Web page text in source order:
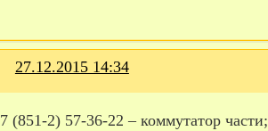
27.12.2015 14:34
7 (851-2) 57-36-22 – коммутатор части;